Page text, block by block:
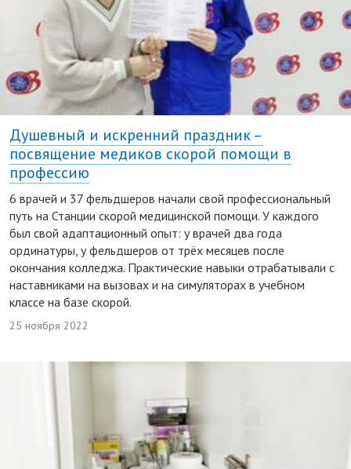
Душевный и искренний праздник –
посвящение медиков скорой помощи в
профессию
6 врачей и 37 фельдшеров начали свой профессиональный
путь на Станции скорой медицинской помощи. У каждого
был свой адаптационный опыт: у врачей два года
ординатуры, у фельдшеров от трёх месяцев после
окончания колледжа. Практические навыки отрабатывали с
наставниками на вызовах и на симуляторах в учебном
классе на базе скорой.
25 ноября 2022